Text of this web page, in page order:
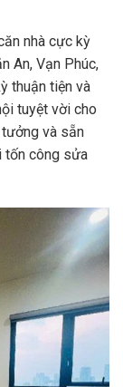
nhà cực kỳ
An, Vạn Phúc,
thuận tiện và
tuyệt vời cho
và sẵn
tốn công sửa